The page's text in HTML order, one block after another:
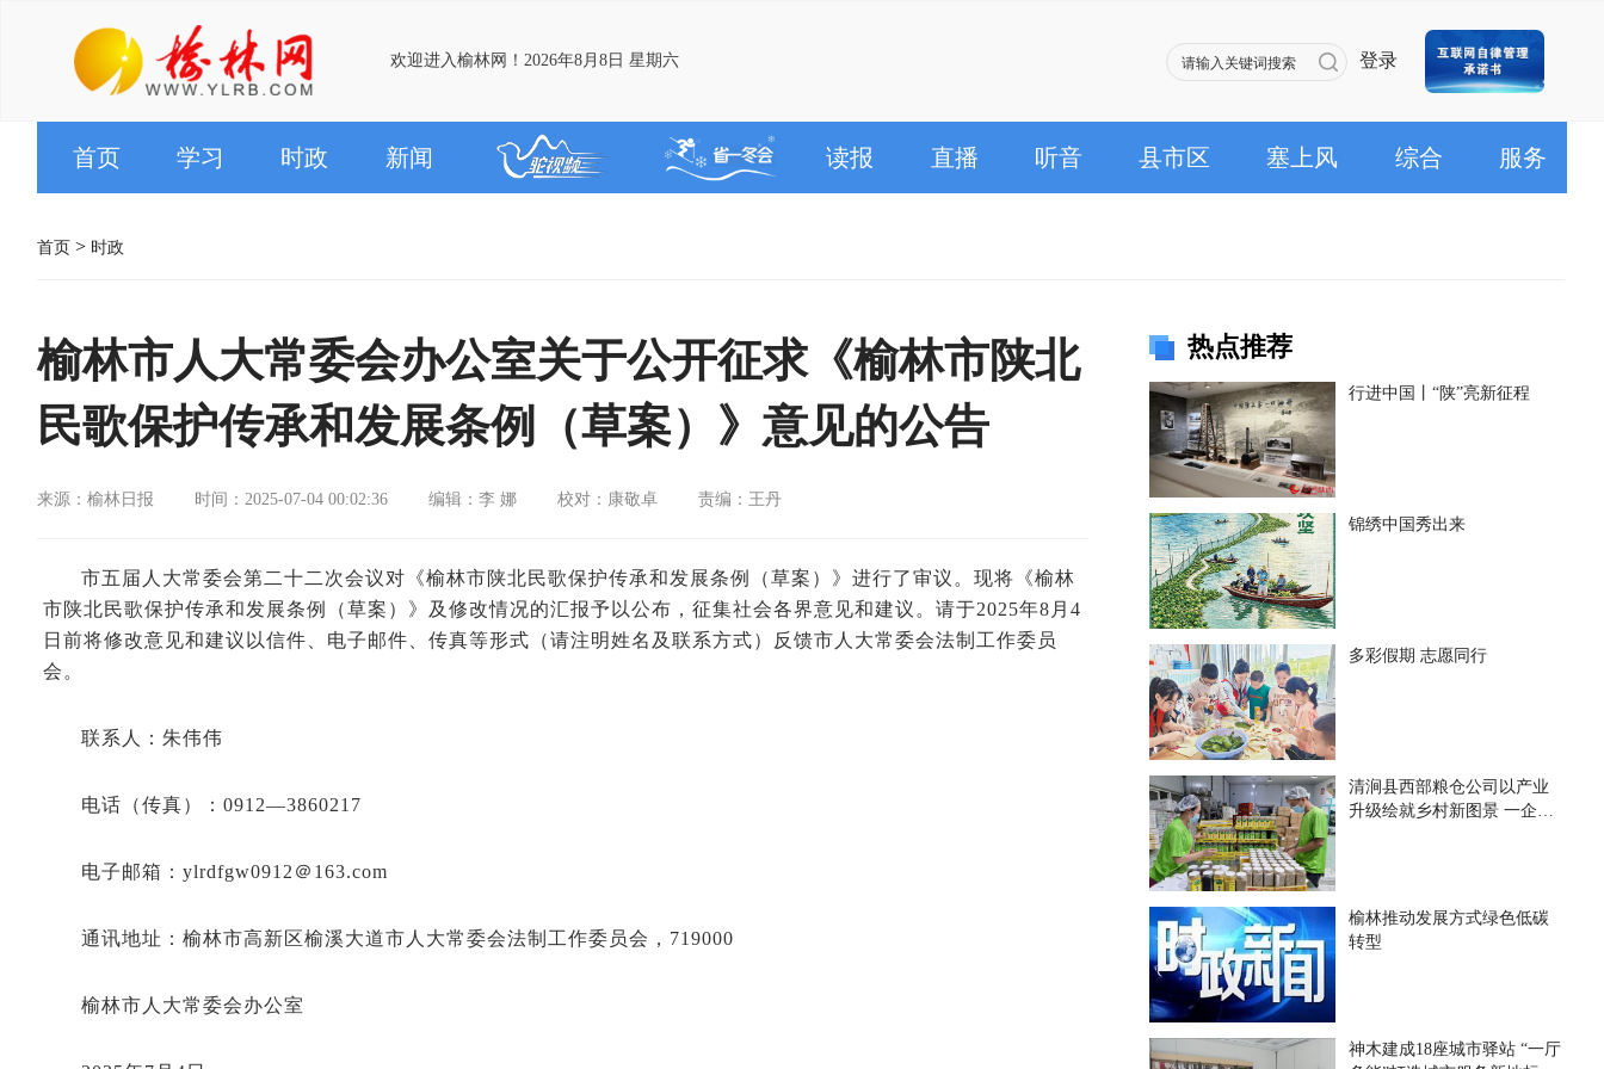
欢迎进入榆林网！2026年8月8日 星期六 登录
首页 学习 时政 新闻 读报 直播 听音 县市区 塞上风 综合 服务
首页 > 时政
榆林市人大常委会办公室关于公开征求《榆林市陕北
民歌保护传承和发展条例（草案）》意见的公告
来源：榆林日报 时间：2025-07-04 00:02:36 编辑：李 娜 校对：康敬卓 责编：王丹
市五届人大常委会第二十二次会议对《榆林市陕北民歌保护传承和发展条例（草案）》进行了审议。现将《榆林
市陕北民歌保护传承和发展条例（草案）》及修改情况的汇报予以公布，征集社会各界意见和建议。请于2025年8月4
日前将修改意见和建议以信件、电子邮件、传真等形式（请注明姓名及联系方式）反馈市人大常委会法制工作委员
会。
联系人：朱伟伟
电话（传真）：0912—3860217
电子邮箱：ylrdfgw0912＠163.com
通讯地址：榆林市高新区榆溪大道市人大常委会法制工作委员会，719000
榆林市人大常委会办公室
热点推荐
行进中国丨“陕”亮新征程
锦绣中国秀出来
多彩假期 志愿同行
清涧县西部粮仓公司以产业
升级绘就乡村新图景 一企带
榆林推动发展方式绿色低碳
转型
神木建成18座城市驿站 “一厅